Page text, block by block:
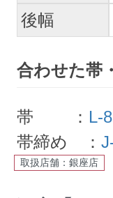
後幅
合わせた帯
帯 ： L-
帯締め ：
取扱店舗：銀座店